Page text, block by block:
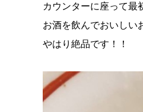
カウンターに座って最
お酒を飲んでおいしい
やはり絶品です！！